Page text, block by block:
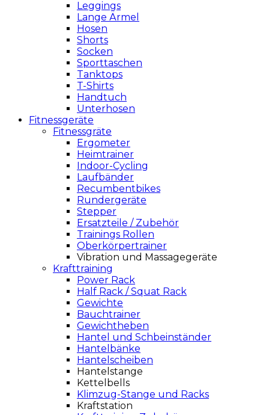
Leggings
Lange Ärmel
Hosen
Shorts
Socken
Sporttaschen
Tanktops
T-Shirts
Handtuch
Unterhosen
Fitnessgeräte
Fitnessgräte
Ergometer
Heimtrainer
Indoor-Cycling
Laufbänder
Recumbentbikes
Rundergeräte
Stepper
Ersatzteile / Zubehör
Trainings Rollen
Oberkörpertrainer
Vibration und Massagegeräte
Krafttraining
Power Rack
Half Rack / Squat Rack
Gewichte
Bauchtrainer
Gewichtheben
Hantel und Schbeinständer
Hantelbänke
Hantelscheiben
Hantelstange
Kettelbells
Klimzug-Stange und Racks
Kraftstation